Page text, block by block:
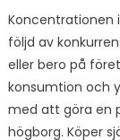
Koncentrationen
följd av
eller bero på
konsumtion och
med att göra en
högborg. Köper